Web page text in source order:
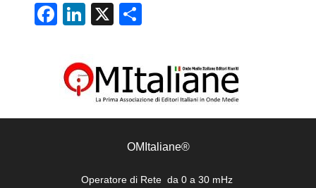
Facebook
LinkedIn
X
OMItaliane®
Operatore di Rete da 0 a 30 mHz